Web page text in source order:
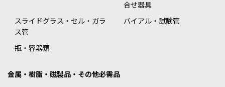
合せ器具
スライドグラス・セル・ガラ
ス管
バイアル・試験管
瓶・容器類
金属・樹脂・磁製品・その他必需品